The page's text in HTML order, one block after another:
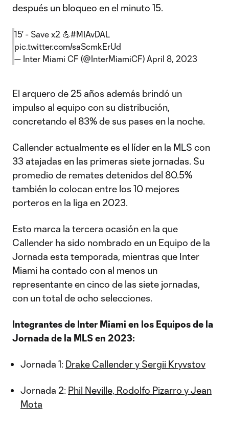
después un bloqueo en el minuto 15.
15' - Save x2 💪#MIAvDAL
pic.twitter.com/saScmkErUd
— Inter Miami CF (@InterMiamiCF) April 8, 2023
El arquero de 25 años además brindó un
impulso al equipo con su distribución,
concretando el 83% de sus pases en la noche.
Callender actualmente es el líder en la MLS con
33 atajadas en las primeras siete jornadas. Su
promedio de remates detenidos del 80.5%
también lo colocan entre los 10 mejores
porteros en la liga en 2023.
Esto marca la tercera ocasión en la que
Callender ha sido nombrado en un Equipo de la
Jornada esta temporada, mientras que Inter
Miami ha contado con al menos un
representante en cinco de las siete jornadas,
con un total de ocho selecciones.
Integrantes de Inter Miami en los Equipos de la
Jornada de la MLS en 2023:
Jornada 1: Drake Callender y Sergii Kryvstov
Jornada 2: Phil Neville, Rodolfo Pizarro y Jean
Mota